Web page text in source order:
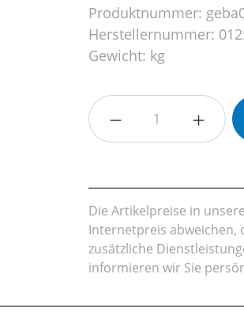
Produktnummer:
Herstellernummer:
Gewicht: kg
Produkt Anzahl:
Die Artikelpreise in
Internetpreis abweichen,
zusätzliche
informieren wir Sie